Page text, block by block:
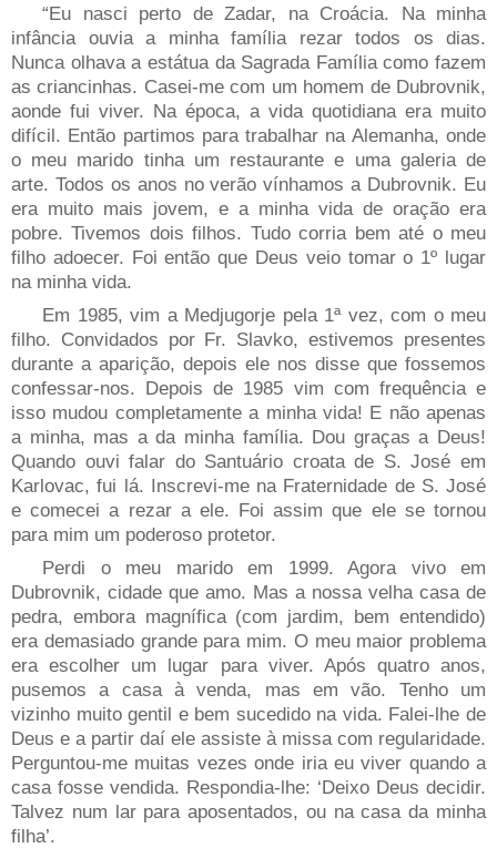
“Eu nasci perto de Zadar, na Croácia. Na minha
infância ouvia a minha família rezar todos os dias.
Nunca olhava a estátua da Sagrada Família como fazem
as criancinhas. Casei-me com um homem de Dubrovnik,
aonde fui viver. Na época, a vida quotidiana era muito
difícil. Então partimos para trabalhar na Alemanha, onde
o meu marido tinha um restaurante e uma galeria de
arte. Todos os anos no verão vínhamos a Dubrovnik. Eu
era muito mais jovem, e a minha vida de oração era
pobre.Tivemos dois filhos. Tudo corria bem até o meu
filho adoecer. Foi então que Deus veio tomar o 1º lugar
na minha vida.
Em 1985, vim a Medjugorje pela 1ª vez, com o meu
filho. Convidados por Fr. Slavko, estivemos presentes
durante a aparição, depois ele nos disse que fossemos
confessar-nos. Depois de 1985 vim com frequência e
isso mudou completamente a minha vida! E não apenas
a minha, mas a da minha família. Dou graças a Deus!
Quando ouvi falar do Santuário croata de S. José em
Karlovac, fui lá. Inscrevi-me na Fraternidade de S. José
e comecei a rezar a ele. Foi assim que ele se tornou
para mim um poderoso protetor.
Perdi o meu marido em 1999. Agora vivo em
Dubrovnik, cidade que amo. Mas a nossa velha casa de
pedra, embora magnífica (com jardim, bem entendido)
era demasiado grande para mim. O meu maior problema
era escolher um lugar para viver. Após quatro anos,
pusemos a casa à venda, mas em vão. Tenho um
vizinho muito gentil e bem sucedido na vida. Falei-lhe de
Deus e a partir daí ele assiste à missa com regularidade.
Perguntou-me muitas vezes onde iria eu viver quando a
casa fosse vendida. Respondia-lhe: ‘Deixo Deus decidir.
Talvez num lar para aposentados, ou na casa da minha
filha’.